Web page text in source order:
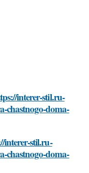
interer-stil.ru-
chastnogo-doma-
interer-stil.ru-
chastnogo-doma-